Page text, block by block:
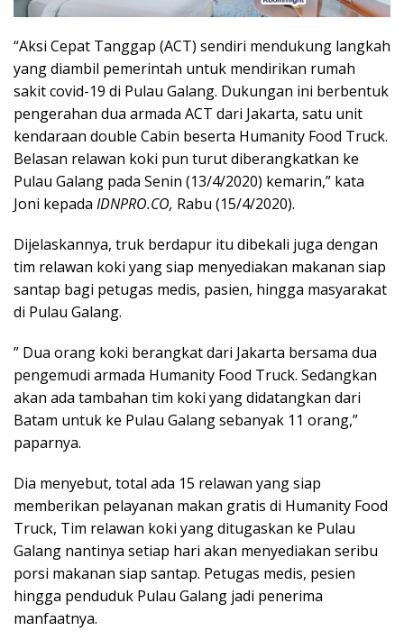
“Aksi Cepat Tanggap (ACT) sendiri mendukung langkah
yang diambil pemerintah untuk mendirikan rumah
sakit covid-19 di Pulau Galang. Dukungan ini berbentuk
pengerahan dua armada ACT dari Jakarta, satu unit
kendaraan double Cabin beserta Humanity Food Truck.
Belasan relawan koki pun turut diberangkatkan ke
Pulau Galang pada Senin (13/4/2020) kemarin,” kata
Joni kepada IDNPRO.CO, Rabu (15/4/2020).
Dijelaskannya, truk berdapur itu dibekali juga dengan
tim relawan koki yang siap menyediakan makanan siap
santap bagi petugas medis, pasien, hingga masyarakat
di Pulau Galang.
” Dua orang koki berangkat dari Jakarta bersama dua
pengemudi armada Humanity Food Truck. Sedangkan
akan ada tambahan tim koki yang didatangkan dari
Batam untuk ke Pulau Galang sebanyak 11 orang,”
paparnya.
Dia menyebut, total ada 15 relawan yang siap
memberikan pelayanan makan gratis di Humanity Food
Truck, Tim relawan koki yang ditugaskan ke Pulau
Galang nantinya setiap hari akan menyediakan seribu
porsi makanan siap santap. Petugas medis, pesien
hingga penduduk Pulau Galang jadi penerima
manfaatnya.